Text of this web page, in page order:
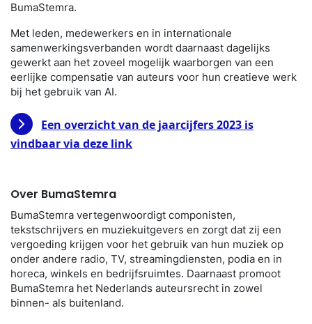
BumaStemra.
Met leden, medewerkers en in internationale
samenwerkingsverbanden wordt daarnaast dagelijks
gewerkt aan het zoveel mogelijk waarborgen van een
eerlijke compensatie van auteurs voor hun creatieve werk
bij het gebruik van AI.
Een overzicht van de jaarcijfers 2023 is
vindbaar via deze link
Over BumaStemra
BumaStemra vertegenwoordigt componisten,
tekstschrijvers en muziekuitgevers en zorgt dat zij een
vergoeding krijgen voor het gebruik van hun muziek op
onder andere radio, TV, streamingdiensten, podia en in
horeca, winkels en bedrijfsruimtes. Daarnaast promoot
BumaStemra het Nederlands auteursrecht in zowel
binnen- als buitenland.